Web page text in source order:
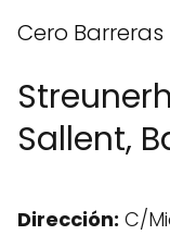
Cero Barreras
Sallent,
Dirección: C/